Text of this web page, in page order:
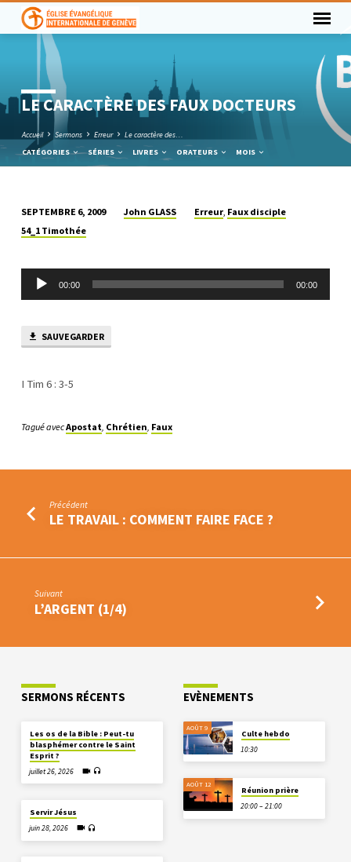
LE CARACTÈRE DES FAUX DOCTEURS
Accueil Sermons Erreur
Le caractère des…
CATÉGORIES
SÉRIES LIVRES ORATEURS MOIS
LE
DES
FAUX
DOCTEURS
SEPTEMBRE 6, 2009 John GLASS Erreur, Faux disciple
54_1 Timothée
Lecteur
audio
00:00 00:00
SAUVEGARDER
I Tim 6 : 3-5
Tagué avecApostat Chrétien Faux
Précédent
LE TRAVAIL : COMMENT FAIRE FACE ?
Suivant
L’ARGENT (1/4)
SERMONS RÉCENTS
Les os de la Bible : Peut-tu
blasphémer contre le Saint
Esprit ?
juillet 26, 2026
Servir Jésus
juin 28, 2026
EVÈNEMENTS
AOÛT 9
Culte hebdo
10:30
AOÛT 12
Réunion prière
20:00 – 21:00